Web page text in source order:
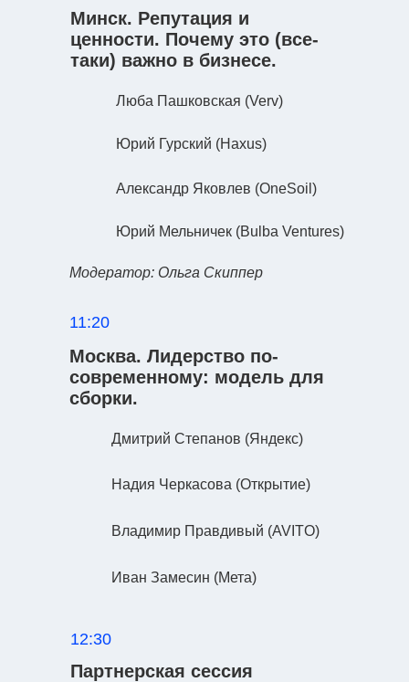
Минск. Репутация и
ценности. Почему это (все-
таки) важно в бизнесе.
11:20
Москва. Лидерство по-
современному: модель для
сборки.
Дмитрий Степанов (Яндекс)
Надия Черкасова (Открытие)
Владимир Правдивый (AVITO)
Люба Пашковская (Verv)
Юрий Гурский (Haxus)
12:30
Партнерская сессия
Александр Яковлев (OneSoil)
Юрий Мельничек (Bulba Ventures)
Модератор: Ольга Скиппер
Иван Замесин (Мета)